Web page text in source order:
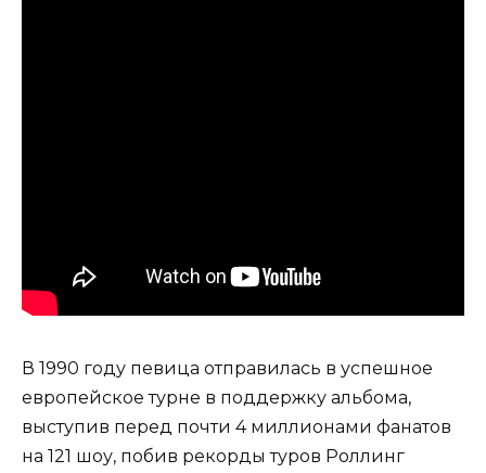
В 1990 году певица отправилась в успешное
европейское турне в поддержку альбома,
выступив перед почти 4 миллионами фанатов
на 121 шоу, побив рекорды туров Роллинг